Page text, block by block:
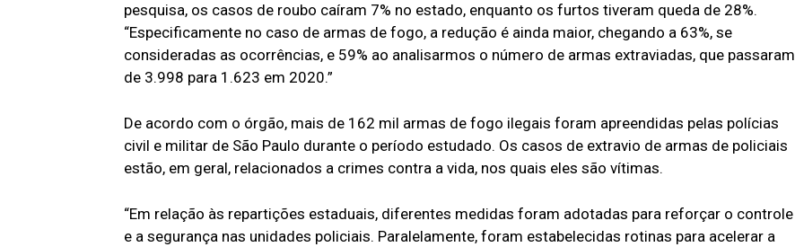
pesquisa, os casos de roubo caíram 7% no estado, enquanto os furtos tiveram queda de 28%.
“Especificamente no caso de armas de fogo, a redução é ainda maior, chegando a 63%, se
consideradas as ocorrências, e 59% ao analisarmos o número de armas extraviadas, que passaram
de 3.998 para 1.623 em 2020.”
De acordo com o órgão, mais de 162 mil armas de fogo ilegais foram apreendidas pelas polícias
civil e militar de São Paulo durante o período estudado. Os casos de extravio de armas de policiais
estão, em geral, relacionados a crimes contra a vida, nos quais eles são vítimas.
“Em relação às repartições estaduais, diferentes medidas foram adotadas para reforçar o controle
e a segurança nas unidades policiais. Paralelamente, foram estabelecidas rotinas para acelerar a